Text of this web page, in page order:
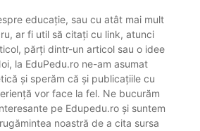
educație, sau cu atât mai mult
ar fi util să citați cu link, atunci
părți dintr-un articol sau o idee
la EduPedu.ro ne-am asumat
și sperăm că și publicațiile cu
vor face la fel. Ne bucurăm
pe Edupedu.ro și suntem
noastră de a cita sursa